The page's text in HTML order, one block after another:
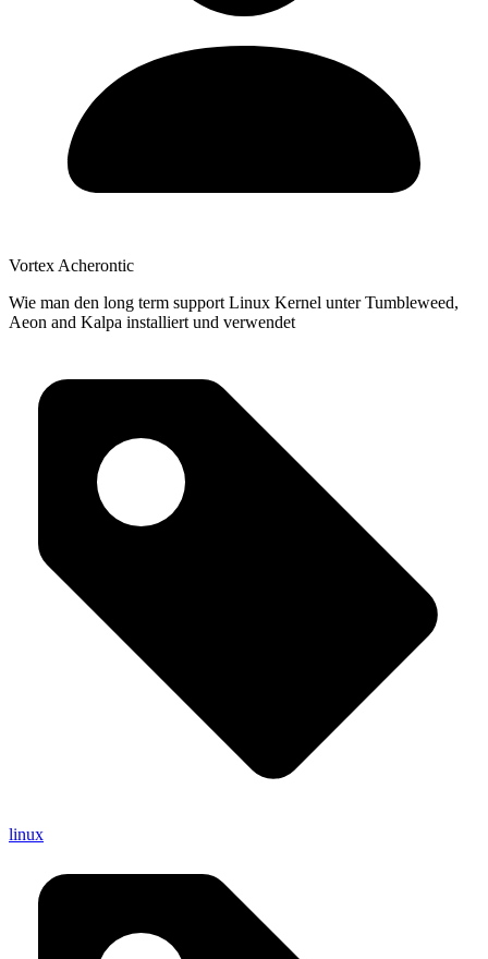
Vortex Acherontic
Wie man den long term support Linux Kernel unter Tumbleweed,
Aeon and Kalpa installiert und verwendet
linux